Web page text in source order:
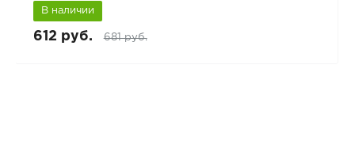
В наличии
612 руб. 681 руб.